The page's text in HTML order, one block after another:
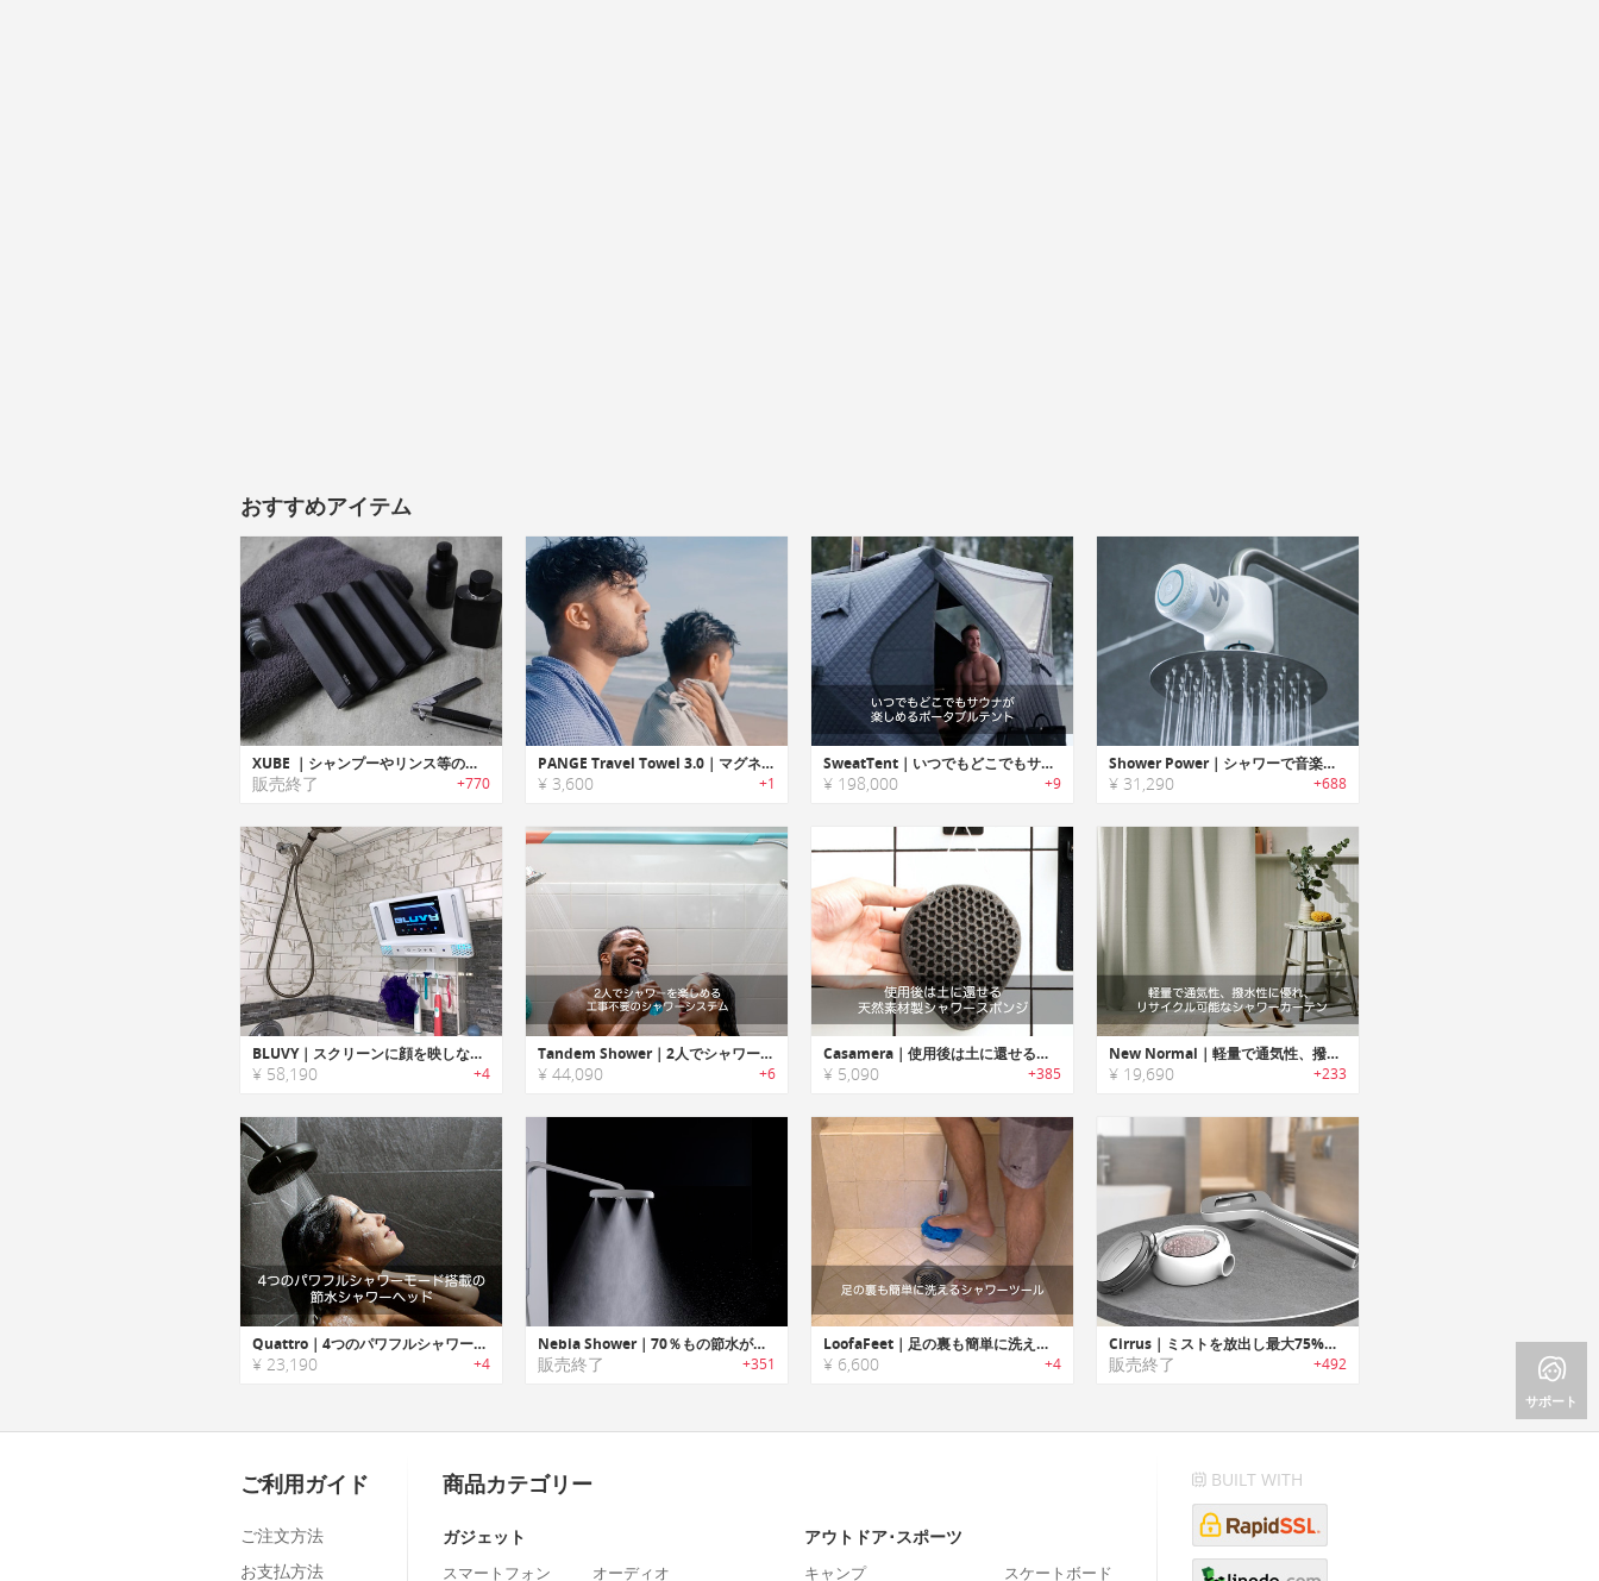
おすすめアイテム
XUBE ｜シャンプーやリンス等のトイレタリー用品をコンパクトにまとめるポータブルトイレタリーディスペンサー「ズーブ」
販売終了 +770
PANGE Travel Towel 3.0｜マグネットでどこにでも吊るせるエコフレンドリートラベルタオル
¥ 3,600 +1
SweatTent｜いつでもどこでもサウナが楽しめるポータブルテント「スウェットテント」
¥ 198,000 +9
Shower Power｜シャワーで音楽が楽しめる水力発電スピーカー「シャワーパワー」
¥ 31,290 +688
BLUVY｜スクリーンに顔を映しながら髭剃り可能なUV-C殺菌LED搭載シャワー用ディスプレイ「ブルービー」
¥ 58,190 +4
Tandem Shower｜2人でシャワーを楽しめる工事不要のシャワーシステム「タンデムシャワー」
¥ 44,090 +6
Casamera｜使用後は土に還せる天然素材製シャワースポンジ「カサメーラ」
¥ 5,090 +385
New Normal｜軽量で通気性、撥水性に優れ、リサイクル可能なシャワーカーテン
¥ 19,690 +233
Quattro｜4つのパワフルシャワーモード搭載の節水シャワーヘッド「クワトロ」
¥ 23,190 +4
Nebia Shower｜70％もの節水が可能な夢のシャワーヘッド「ネビアシャワー」
販売終了 +351
LoofaFeet｜足の裏も簡単に洗えるシャワーツール「ルーファフィート」
¥ 6,600 +4
Cirrus｜ミストを放出し最大75%節水可能なシャワーヘッド「シーラス」
販売終了 +492
サポート
ご利用ガイド
ご注文方法
お支払方法
商品カテゴリー
ガジェット
スマートフォン オーディオ
アウトドア･スポーツ
キャンプ スケートボード
BUILT WITH